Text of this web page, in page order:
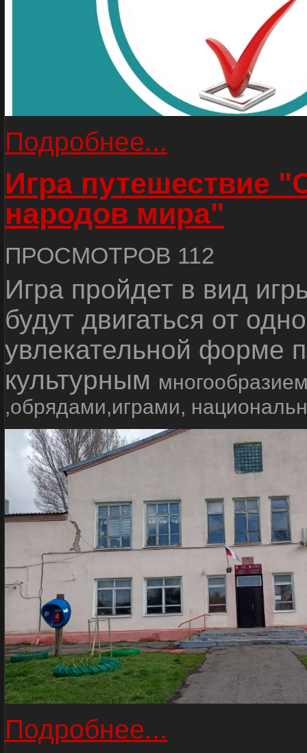
Подробнее...
Игра путешествие
народов мира"
ПРОСМОТРОВ 112
Игра пройдет в вид
будут двигаться от
увлекательной форме
культурным
,обрядами,играми,
Подробнее...